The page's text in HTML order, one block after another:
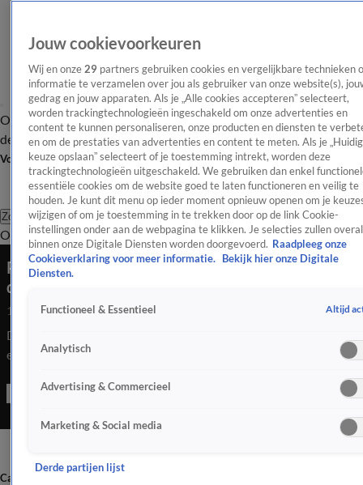
OverzichtAfleveringen Entertainment TV Algemeen
Tip
de redactieNieuwsbrief
Volg Shownieuws
Zoeken
OverzichtEntertainmentSpraakmakendRealityCrimeVideo's
Peter Gillis wordt 'foxwild' van alle rechtszaken
die hij heeft
14 apr 2026, 23:09
De ondernemer is geen groentje als het gaat om rechtszaken
en procedures. Wat vindt hij van al deze juridische uitstapjes?
wordt.
Categorieën
Jouw cookievoorkeuren
Wij en onze 29 partners gebruiken cookies en vergelijkbare technieken
informatie te verzamelen over jou als gebruiker van onze website(s),
gedrag en jouw apparaten. Als je „Alle cookies accepteren” selecteert,
worden trackingtechnologieën ingeschakeld om onze advertenties en
content te kunnen personaliseren, onze producten en diensten te
en om de prestaties van advertenties en content te meten. Als je
keuze opslaan” selecteert of je toestemming intrekt, worden deze
trackingtechnologieën uitgeschakeld. We gebruiken dan enkel
essentiële cookies om de website goed te laten functioneren en veilig te
houden. Je kunt dit menu op ieder moment opnieuw openen om je
wijzigen of om je toestemming in te trekken door op de link Cookie-
instellingen onder aan de webpagina te klikken. Je selecties zullen overal
binnen onze Digitale Diensten worden doorgevoerd. Raadpleeg onze
Cookieverklaring voor meer informatie.
Bekijk hier onze Digitale
Diensten.
Functioneel & Essentieel Altijd
Analytisch
Advertising & Commercieel
Marketing & Social media
Derde partijen lijst